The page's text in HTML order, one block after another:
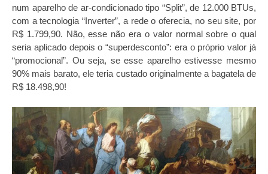
num aparelho de ar-condicionado tipo “Split”, de 12.000 BTUs,
com a tecnologia “Inverter”, a rede o oferecia, no seu site, por
R$ 1.799,90. Não, esse não era o valor normal sobre o qual
seria aplicado depois o “superdesconto”: era o próprio valor já
“promocional”. Ou seja, se esse aparelho estivesse mesmo
90% mais barato, ele teria custado originalmente a bagatela de
R$ 18.498,90!